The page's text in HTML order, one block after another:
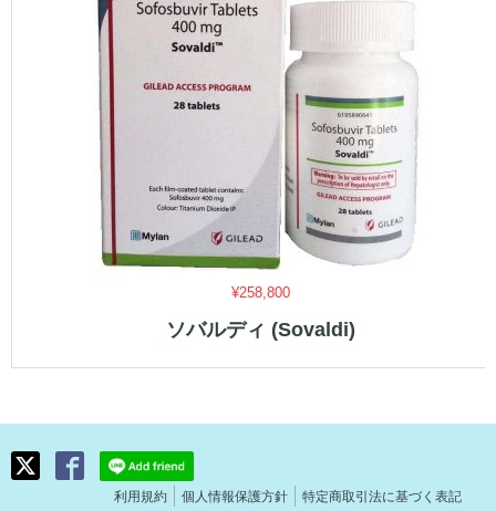
¥258,800
ソバルディ (Sovaldi)
利用規約 個人情報保護方針 特定商取引法に基づく表記